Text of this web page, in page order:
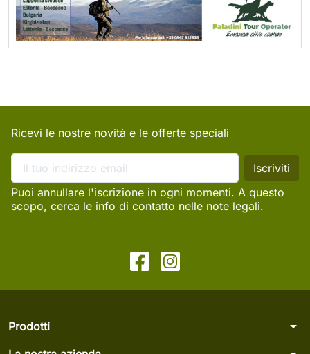
Ricevi le nostre novità e le offerte speciali
Puoi annullare l'iscrizione in ogni momenti. A questo
scopo, cerca le info di contatto nelle note legali.
Prodotti arrow_drop_down